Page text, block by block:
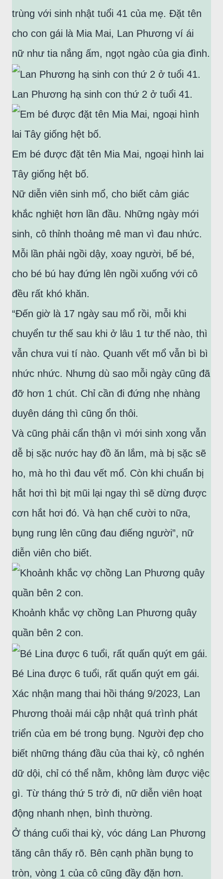
trùng với sinh nhật tuổi 41 của mẹ. Đặt tên
cho con gái là Mia Mai, Lan Phương ví ái
nữ như tia nắng ấm, ngọt ngào của gia đình.
Lan Phương hạ sinh con thứ 2 ở tuổi 41.
Em bé được đặt tên Mia Mai, ngoại hình lai
Tây giống hệt bố.
Nữ diễn viên sinh mổ, cho biết cảm giác
khắc nghiệt hơn lần đầu. Những ngày mới
sinh, cô thỉnh thoảng mê man vì đau nhức.
Mỗi lần phải ngồi dậy, xoay người, bế bé,
cho bé bú hay đứng lên ngồi xuống với cô
đều rất khó khăn.
“Đến giờ là 17 ngày sau mổ rồi, mỗi khi
chuyển tư thế sau khi ở lâu 1 tư thế nào, thì
vẫn chưa vui tí nào. Quanh vết mổ vẫn bì bì
nhức nhức. Nhưng dù sao mỗi ngày cũng đã
đỡ hơn 1 chút. Chỉ cần đi đứng nhẹ nhàng
duyên dáng thì cũng ổn thôi.
Và cũng phải cẩn thận vì mới sinh xong vẫn
dễ bị sặc nước hay đồ ăn lắm, mà bị sặc sẽ
ho, mà ho thì đau vết mổ. Còn khi chuẩn bị
hắt hơi thì bịt mũi lại ngay thì sẽ dừng được
cơn hắt hơi đó. Và hạn chế cười to nữa,
bụng rung lên cũng đau điếng người”, nữ
diễn viên cho biết.
Khoảnh khắc vợ chồng Lan Phương quây
quần bên 2 con.
Bé Lina được 6 tuổi, rất quấn quýt em gái.
Xác nhận mang thai hồi tháng 9/2023, Lan
Phương thoải mái cập nhật quá trình phát
triển của em bé trong bụng. Người đẹp cho
biết những tháng đầu của thai kỳ, cô nghén
dữ dội, chỉ có thể nằm, không làm được việc
gì. Từ tháng thứ 5 trở đi, nữ diễn viên hoạt
động nhanh nhẹn, bình thường.
Ở tháng cuối thai kỳ, vóc dáng Lan Phương
tăng cân thấy rõ. Bên cạnh phần bụng to
tròn, vòng 1 của cô cũng đầy đặn hơn.